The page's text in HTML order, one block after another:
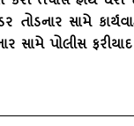
તોડનાર સામે
સામે પોલીસ